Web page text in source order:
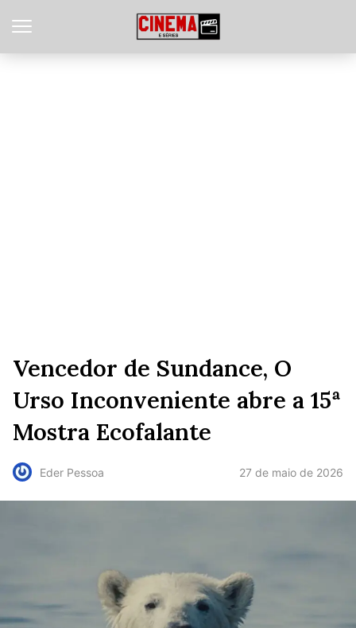
Vencedor de Sundance, O
Urso Inconveniente abre a 15ª
Mostra Ecofalante
Eder Pessoa 27 de maio de 2026